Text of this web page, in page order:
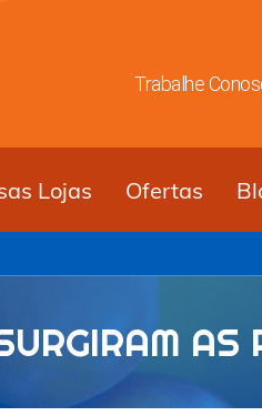
Trabalhe
Lojas Ofertas
AS